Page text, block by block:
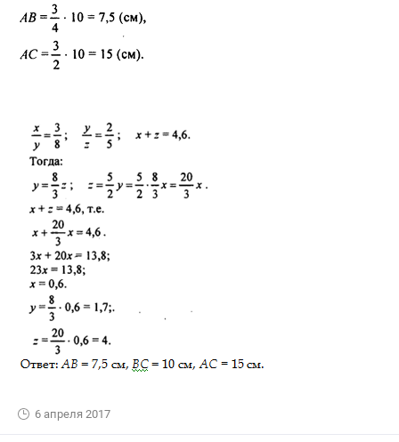
6 апреля 2017